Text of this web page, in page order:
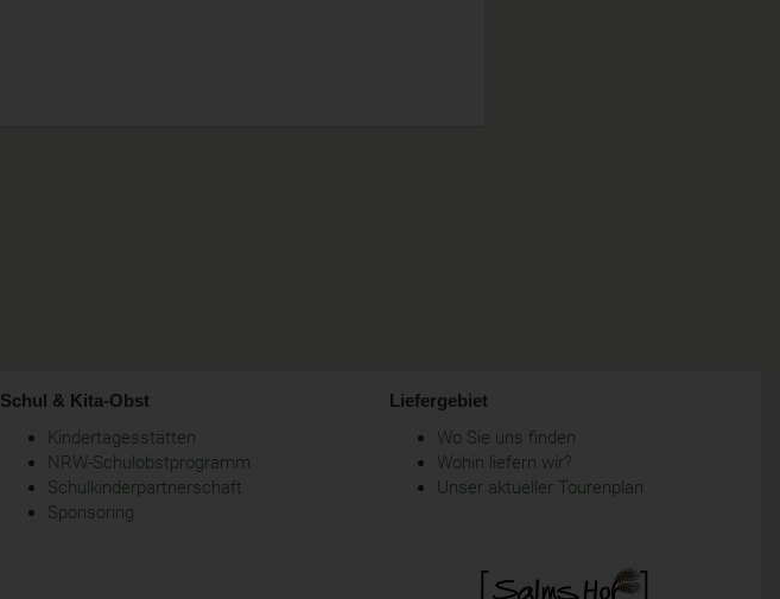
Schul & Kita-Obst
Kindertagesstätten
NRW-Schulobstprogramm
Schulkinderpartnerschaft
Sponsoring
Liefergebiet
Wo Sie uns finden
Wohin liefern wir?
Unser aktueller Tourenplan